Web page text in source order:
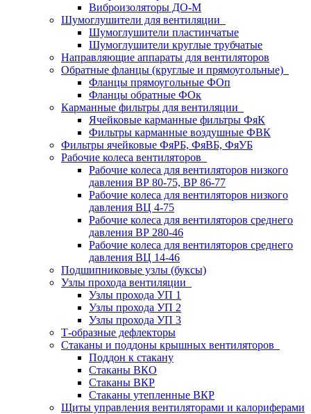
Виброизоляторы ДО-М
Шумоглушители для вентиляции
Шумоглушители пластинчатые
Шумоглушители круглые трубчатые
Направляющие аппараты для вентиляторов
Обратные фланцы (круглые и прямоугольные)
Фланцы прямоугольные ФОп
Фланцы обратные ФОк
Карманные фильтры для вентиляции
Ячейковые карманные фильтры ФяК
Фильтры карманные воздушные ФВК
Фильтры ячейковые ФяРБ, ФяВБ, ФяУБ
Рабочие колеса вентиляторов
Рабочие колеса для вентиляторов низкого
давления ВР 80-75, ВР 86-77
Рабочие колеса для вентиляторов низкого
давления ВЦ 4-75
Рабочие колеса для вентиляторов среднего
давления ВР 280-46
Рабочие колеса для вентиляторов среднего
давления ВЦ 14-46
Подшипниковые узлы (буксы)
Узлы прохода вентиляции
Узлы прохода УП 1
Узлы прохода УП 2
Узлы прохода УП 3
Т-образные дефлекторы
Стаканы и поддоны крышных вентиляторов
Поддон к стакану
Стаканы ВКО
Стаканы ВКР
Стаканы утепленные ВКР
Щиты управления вентиляторами и калориферами